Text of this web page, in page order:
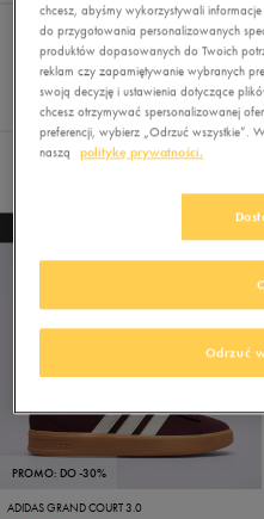
Sortuj:
REKOMENDOWANE
PROMO: DO -30%
ADIDAS GRAND COURT 3.0
chcesz, abyśmy wykorzystywali
do przygotowania personalizowanych
produktów dopasowanych do Twoich
reklam czy zapamiętywanie wybranych
swoją decyzję i ustawienia dotyczące
chcesz otrzymywać spersonalizowanej
preferencji, wybierz „Odrzuć wszystkie”.
naszą
politykę prywatności.
Odrzuć